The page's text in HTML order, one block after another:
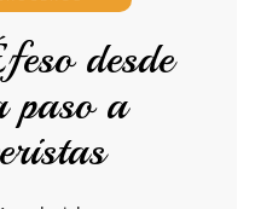
desde
paso a